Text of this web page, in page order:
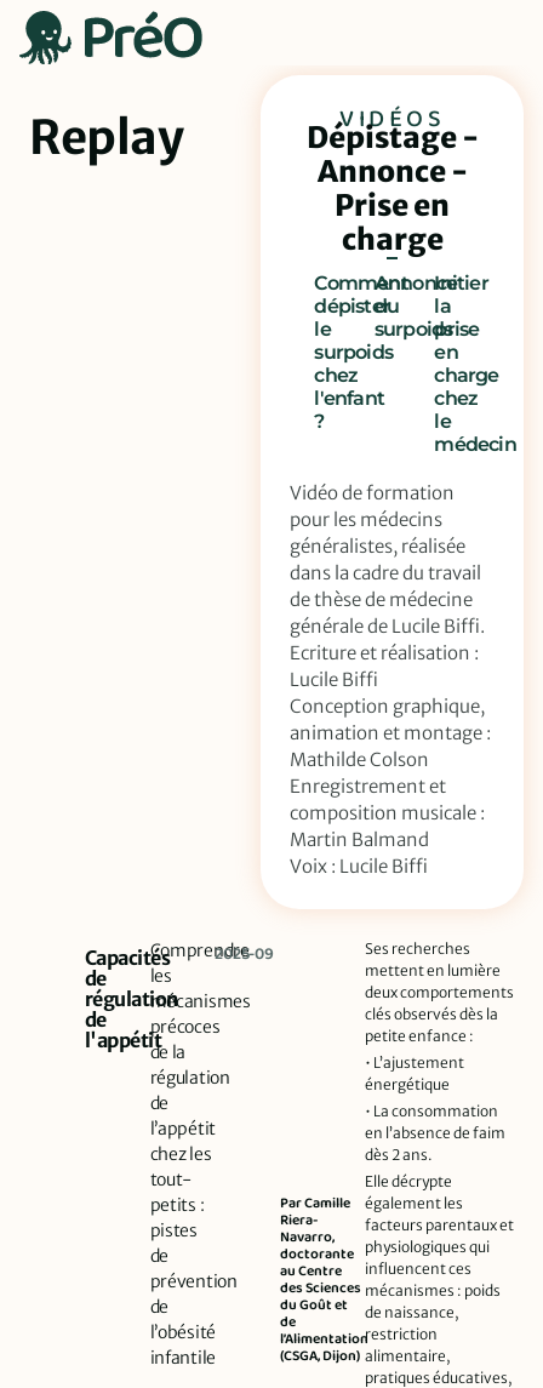
Replay VIDÉOS
Dépistage -
Annonce -
Prise en
charge
Comment
dépister
le
surpoids
chez
l'enfant
?
Annonce
du
surpoids
Initier
la
prise
en
charge
chez
le
médecin
Vidéo de formation
pour les médecins
généralistes, réalisée
dans la cadre du travail
de thèse de médecine
générale de Lucile Biffi.
Ecriture et réalisation :
Lucile Biffi
Conception graphique,
animation et montage :
Mathilde Colson
Enregistrement et
composition musicale :
Martin Balmand
Voix : Lucile Biffi
Capacités
de
régulation
de
l'appétit
Comprendre
les
mécanismes
précoces
de la
régulation
de
l’appétit
chez les
tout-
petits :
pistes
de
prévention
de
l’obésité
infantile
2025-09
Par Camille
Riera-
Navarro,
doctorante
au Centre
des Sciences
du Goût et
de
l’Alimentation
(CSGA, Dijon)
Ses recherches
mettent en lumière
deux comportements
clés observés dès la
petite enfance :
• L’ajustement
énergétique
• La consommation
en l’absence de faim
dès 2 ans.
Elle décrypte
également les
facteurs parentaux et
physiologiques qui
influencent ces
mécanismes : poids
de naissance,
restriction
alimentaire,
pratiques éducatives,